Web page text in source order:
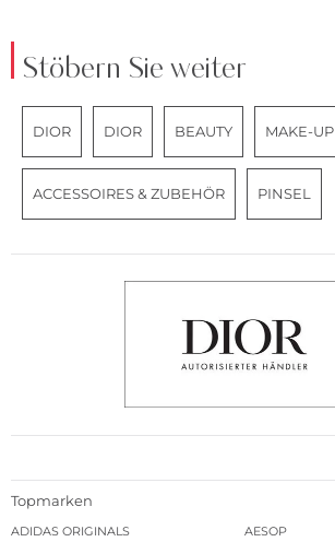
Stöbern Sie weiter
DIOR DIOR BEAUTY MAKE-UP
ACCESSOIRES & ZUBEHÖR PINSEL
Topmarken
ADIDAS ORIGINALS
AESOP